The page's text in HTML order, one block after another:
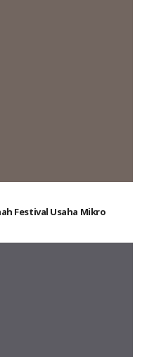
Festival Usaha Mikro